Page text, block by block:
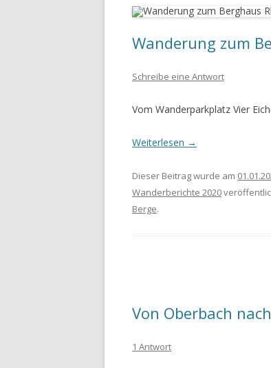
Wanderung zum
Schreibe eine Antwort
Vom Wanderparkplatz Vier
Weiterlesen →
Dieser Beitrag wurde am
Wanderberichte 2020
Berge.
Von Oberbach
1 Antwort